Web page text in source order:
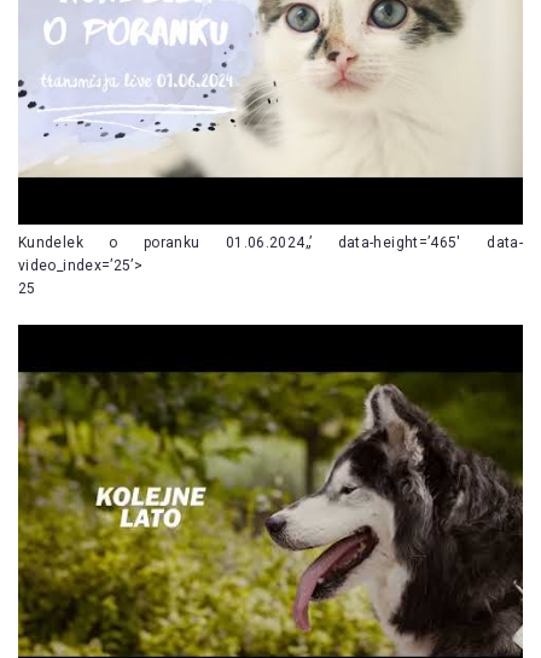
Kundelek o poranku 01.06.2024„’ data-height=’465′ data-
video_index=’25’>
25